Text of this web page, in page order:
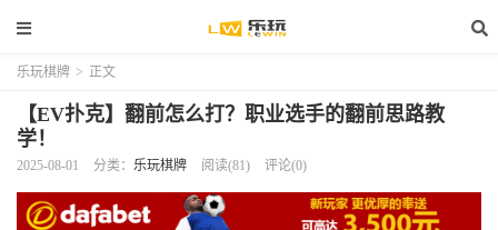
乐玩棋牌 > 正文
【EV扑克】翻前怎么打？职业选手的翻前思路教
学！
2025-08-01 分类： 乐玩棋牌 阅读(81) 评论(0)